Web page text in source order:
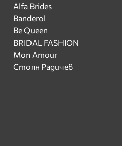
Alfa Brides
Banderol
Be Queen
BRIDAL FASHION
Mon Amour
Стоян Радичев